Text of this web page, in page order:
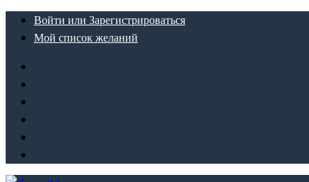
ПерейтиВойти или Зарегистрироваться
Мой список желаний